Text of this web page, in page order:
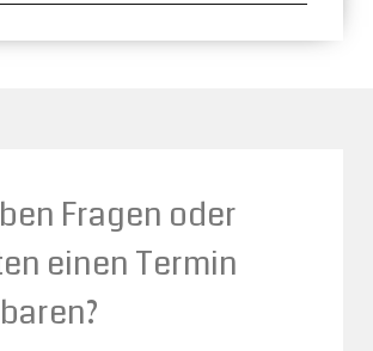
Fragen oder
einen Termin